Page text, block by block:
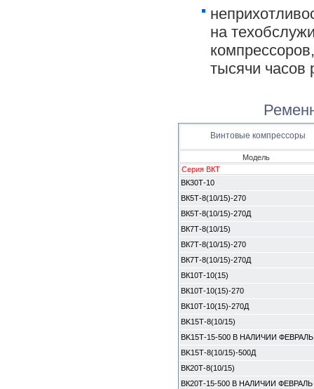
на
тысячи часов
Винтовые компрессоры
Модель
Серия ВКТ
ВК30Т-10
ВК5Т-8(10/15)-270
ВК5Т-8(10/15)-270Д
ВК7Т-8(10/15)
ВК7Т-8(10/15)-270
ВК7Т-8(10/15)-270Д
ВК10Т-10(15)
ВК10Т-10(15)-270
ВК10Т-10(15)-270Д
BK15Т-8(10/15)
BK15Т-15-500 В НАЛИЧИИ ФЕВРАЛЬ
BK15Т-8(10/15)-500Д
ВК20Т-8(10/15)
ВК20Т-15-500 В НАЛИЧИИ ФЕВРАЛЬ